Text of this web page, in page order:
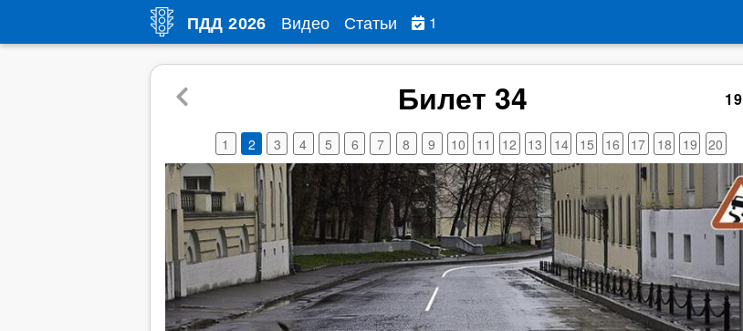
Билет 34 19
1 2 3 4 5 6 7 8 9 10 11 12 13 14 15 16 17 18 19 20
ПДД2026 Видео Статьи 1